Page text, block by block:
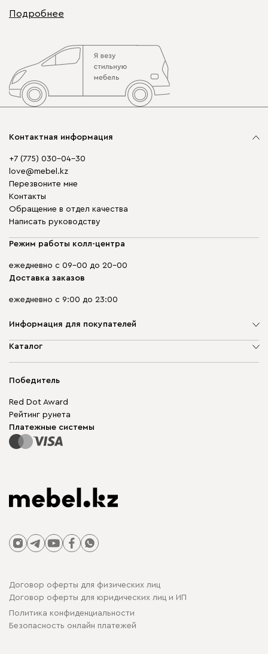
Подробнее
Контактная информация
+7 (775) 030-04-30
love@mebel.kz
Перезвоните мне
Контакты
Обращение в отдел качества
Написать руководству
Режим работы колл-центра
ежедневно с 09-00 до 20-00
Доставка заказов
ежедневно с 9:00 до 23:00
Информация для покупателей
О компании
Гарантия
Для бизнеса
Карта сайта
Каталог
Корпусная мебель
Модульная мебель
Столы и стулья
Победитель
Red Dot Award
Рейтинг рунета
Платежные системы
Договор оферты для физических лиц
Договор оферты для юридических лиц и ИП
Политика конфиденциальности
Безопасность онлайн платежей